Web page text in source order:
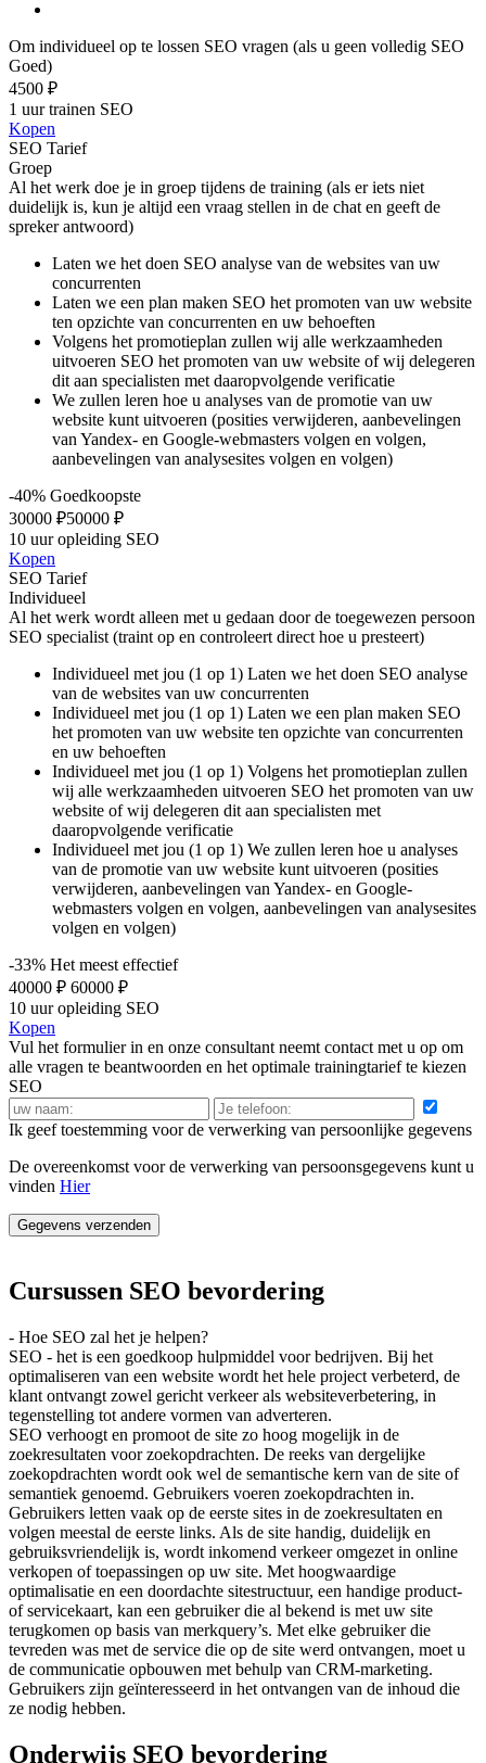
Om individueel op te lossen SEO vragen (als u geen volledig SEO
Goed)
4500 ₽
1 uur trainen SEO
Kopen
SEO Tarief
Groep
Al het werk doe je in groep tijdens de training (als er iets niet
duidelijk is, kun je altijd een vraag stellen in de chat en geeft de
spreker antwoord)
Laten we het doen SEO analyse van de websites van uw
concurrenten
Laten we een plan maken SEO het promoten van uw website
ten opzichte van concurrenten en uw behoeften
Volgens het promotieplan zullen wij alle werkzaamheden
uitvoeren SEO het promoten van uw website of wij delegeren
dit aan specialisten met daaropvolgende verificatie
We zullen leren hoe u analyses van de promotie van uw
website kunt uitvoeren (posities verwijderen, aanbevelingen
van Yandex- en Google-webmasters volgen en volgen,
aanbevelingen van analysesites volgen en volgen)
-40% Goedkoopste
30000 ₽50000 ₽
10 uur opleiding SEO
Kopen
SEO Tarief
Individueel
Al het werk wordt alleen met u gedaan door de toegewezen persoon
SEO specialist (traint op en controleert direct hoe u presteert)
Individueel met jou (1 op 1) Laten we het doen SEO analyse
van de websites van uw concurrenten
Individueel met jou (1 op 1) Laten we een plan maken SEO
het promoten van uw website ten opzichte van concurrenten
en uw behoeften
Individueel met jou (1 op 1) Volgens het promotieplan zullen
wij alle werkzaamheden uitvoeren SEO het promoten van uw
website of wij delegeren dit aan specialisten met
daaropvolgende verificatie
Individueel met jou (1 op 1) We zullen leren hoe u analyses
van de promotie van uw website kunt uitvoeren (posities
verwijderen, aanbevelingen van Yandex- en Google-
webmasters volgen en volgen, aanbevelingen van analysesites
volgen en volgen)
-33% Het meest effectief
40000 ₽ 60000 ₽
10 uur opleiding SEO
Kopen
Vul het formulier in en onze consultant neemt contact met u op om
alle vragen te beantwoorden en het optimale trainingtarief te kiezen
SEO
Ik geef toestemming voor de verwerking van persoonlijke gegevens
De overeenkomst voor de verwerking van persoonsgegevens kunt u
vinden Hier
Gegevens verzenden
Cursussen SEO bevordering
- Hoe SEO zal het je helpen?
SEO - het is een goedkoop hulpmiddel voor bedrijven. Bij het
optimaliseren van een website wordt het hele project verbeterd, de
klant ontvangt zowel gericht verkeer als websiteverbetering, in
tegenstelling tot andere vormen van adverteren.
SEO verhoogt en promoot de site zo hoog mogelijk in de
zoekresultaten voor zoekopdrachten. De reeks van dergelijke
zoekopdrachten wordt ook wel de semantische kern van de site of
semantiek genoemd. Gebruikers voeren zoekopdrachten in.
Gebruikers letten vaak op de eerste sites in de zoekresultaten en
volgen meestal de eerste links. Als de site handig, duidelijk en
gebruiksvriendelijk is, wordt inkomend verkeer omgezet in online
verkopen of toepassingen op uw site. Met hoogwaardige
optimalisatie en een doordachte sitestructuur, een handige product-
of servicekaart, kan een gebruiker die al bekend is met uw site
terugkomen op basis van merkquery’s. Met elke gebruiker die
tevreden was met de service die op de site werd ontvangen, moet u
de communicatie opbouwen met behulp van CRM-marketing.
Gebruikers zijn geïnteresseerd in het ontvangen van de inhoud die
ze nodig hebben.
Onderwijs SEO bevordering